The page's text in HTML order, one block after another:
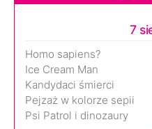
7
Homo sapiens?
Ice Cream Man
Kandydaci śmierci
Pejzaż w kolorze sepii
Psi Patrol i dinozaury